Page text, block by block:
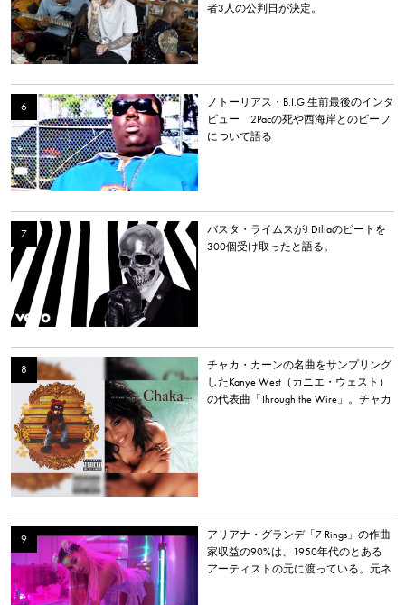
者3人の公判日が決定。
ノトーリアス・B.I.G.生前最後のインタ
ビュー 2Pacの死や西海岸とのビーフ
について語る
バスタ・ライムスがJ Dillaのビートを
300個受け取ったと語る。
チャカ・カーンの名曲をサンプリング
したKanye West（カニエ・ウェスト）
の代表曲「Through the Wire」。チャカ
アリアナ・グランデ「7 Rings」の作曲
家収益の90%は、1950年代のとある
アーティストの元に渡っている。元ネ